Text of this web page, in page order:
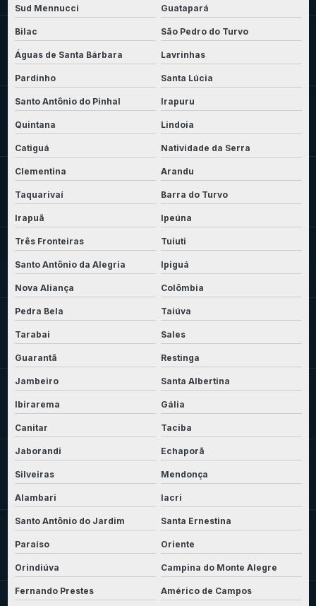
Sud Mennucci Guatapará
Bilac São Pedro do Turvo
Águas de Santa Bárbara Lavrinhas
Pardinho Santa Lúcia
Santo Antônio do Pinhal Irapuru
Quintana Lindoia
Catiguá Natividade da Serra
Clementina Arandu
Taquarivaí Barra do Turvo
Irapuã Ipeúna
Três Fronteiras Tuiuti
Santo Antônio da Alegria Ipiguá
Nova Aliança Colômbia
Pedra Bela Taiúva
Tarabai Sales
Guarantã Restinga
Jambeiro Santa Albertina
Ibirarema Gália
Canitar Taciba
Jaborandi Echaporã
Silveiras Mendonça
Alambari Iacri
Santo Antônio do Jardim Santa Ernestina
Paraíso Oriente
Orindiúva Campina do Monte Alegre
Fernando Prestes Américo de Campos